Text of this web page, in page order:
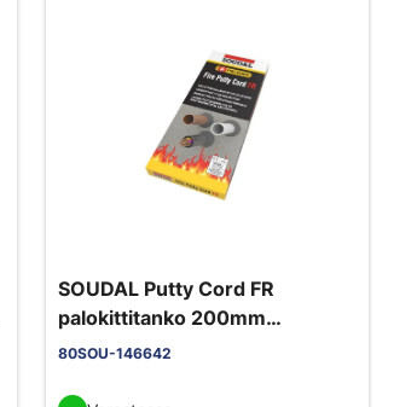
SOUDAL Putty Cord FR
palokittitanko 200mm
(5kpl/pkt)
80SOU-146642